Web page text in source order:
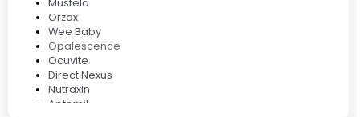
Orzax
Wee Baby
Opalescence
Ocuvite
Direct Nexus
Nutraxin
Aptamil